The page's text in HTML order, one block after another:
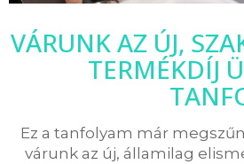
VÁRUNK AZ ÚJ,
TERMÉKDÍJ
Ez a tanfolyam már
várunk az új, államilag